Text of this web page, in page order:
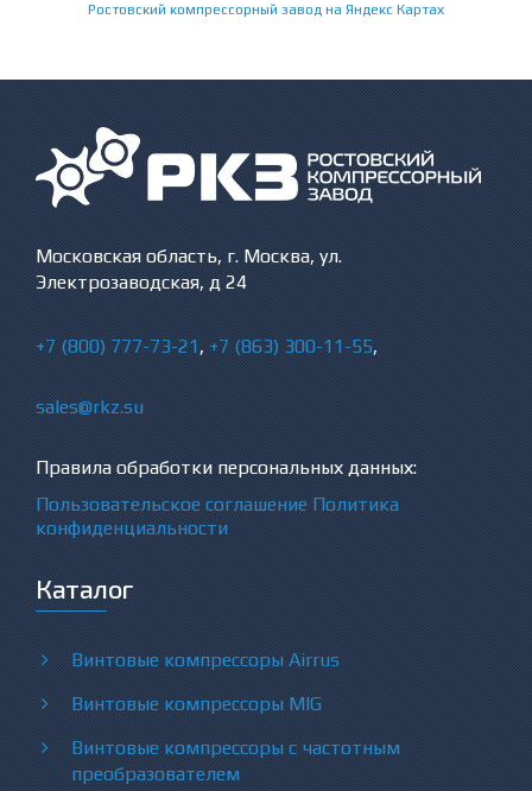
Ростовский компрессорный завод на Яндекс Картах
Московская область, г. Москва, ул.
Электрозаводская, д 24
+7 (800) 777-73-21, +7 (863) 300-11-55,
sales@rkz.su
Правила обработки персональных данных:
Пользовательское соглашение Политика
конфиденциальности
Каталог
Винтовые компрессоры Airrus
Винтовые компрессоры MIG
Винтовые компрессоры с частотным
преобразователем